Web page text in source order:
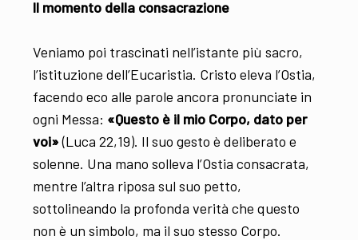
Il momento della consacrazione
Veniamo poi trascinati nell’istante più sacro,
l’istituzione dell’Eucaristia. Cristo eleva l’Ostia,
facendo eco alle parole ancora pronunciate in
ogni Messa: «Questo è il mio Corpo, dato per
voi»(Luca 22,19). Il suo gesto è deliberato e
solenne. Una mano solleva l’Ostia consacrata,
mentre l’altra riposa sul suo petto,
sottolineando la profonda verità che questo
non è un simbolo, ma il suo stesso Corpo.